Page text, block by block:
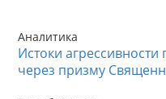
Аналитика
Истоки
через призму